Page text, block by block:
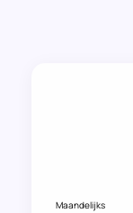
Maandelijks